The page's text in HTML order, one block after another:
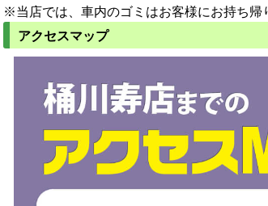
※当店では、車内のゴミはお客様にお持ち帰
アクセスマップ